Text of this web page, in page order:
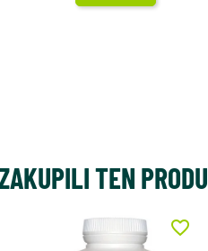
TEN
favorite_border